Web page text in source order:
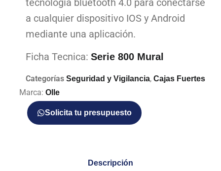
a cualquier dispositivo IOS y Android
mediante una aplicación.
Ficha Tecnica: Serie 800 Mural
Categorías Seguridad y Vigilancia, Cajas Fuertes
Marca: Olle
Solicita tu presupuesto
Descripción